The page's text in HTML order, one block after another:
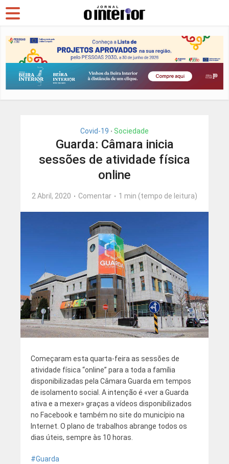
Covid-19 • Sociedade
Guarda: Câmara inicia
sessões de atividade física
online
2 Abril, 2020 Comentar 1 min (tempo de leitura)
Começaram esta quarta-feira as sessões de
atividade física “online” para a toda a família
disponibilizadas pela Câmara Guarda em tempos
de isolamento social. A intenção é «ver a Guarda
ativa e a mexer» graças a vídeos disponibilizados
no Facebook e também no site do município na
Internet. O plano de trabalhos abrange todos os
dias úteis, sempre às 10 horas.
Guarda